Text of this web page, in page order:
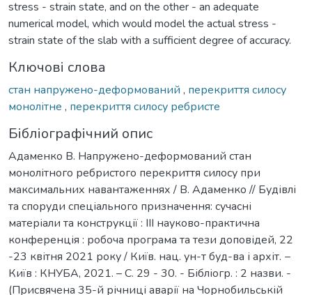
stress - strain state, and on the other - an adequate
numerical model, which would model the actual stress -
strain state of the slab with a sufficient degree of accuracy.
Ключові слова
стан напружено-деформований , перекриття силосу
монолітне , перекриття силосу ребристе
Бібліографічний опис
Адаменко В. Напружено-деформований стан
монолітного ребристого перекриття силосу при
максимальних навантаженнях / В. Адаменко // Будівлі
та споруди спеціального призначення: сучасні
матеріали та конструкції : ІІІ науково-практична
конференція : робоча програма та тези доповідей, 22
-23 квітня 2021 року / Київ. нац. ун-т буд-ва і архіт. −
Київ : КНУБА, 2021. – С. 29 - 30. - Бібліогр. : 2 назви. -
(Присвячена 35-й річниці аварії на Чорнобильській